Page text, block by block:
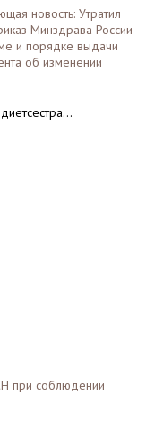
новость: Утратил
Минздрава России
и порядке выдачи
об изменении
при соблюдении